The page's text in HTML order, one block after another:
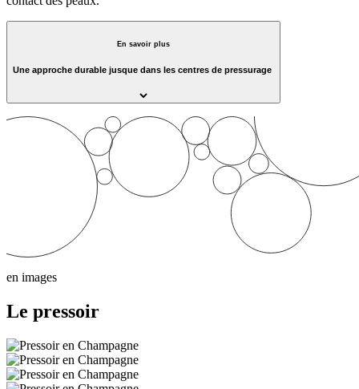
En savoir plus
Une approche durable jusque dans les centres de pressurage
en images
Le pressoir